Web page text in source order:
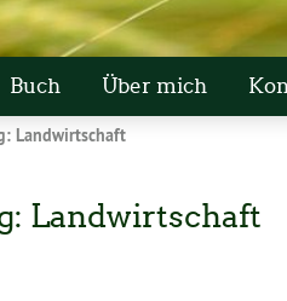
Buch Über mich
Landwirtschaft
Landwirtschaft